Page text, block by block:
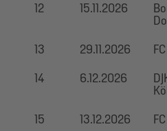
12
15.11.2026
13 29.11.2026
14
6.12.2026
15 13.12.2026